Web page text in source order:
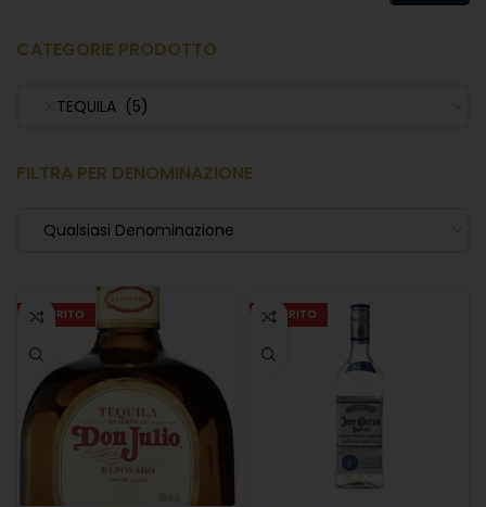
CATEGORIE PRODOTTO
TEQUILA (5)
FILTRA PER DENOMINAZIONE
Qualsiasi Denominazione
ESAURITO ESAURITO